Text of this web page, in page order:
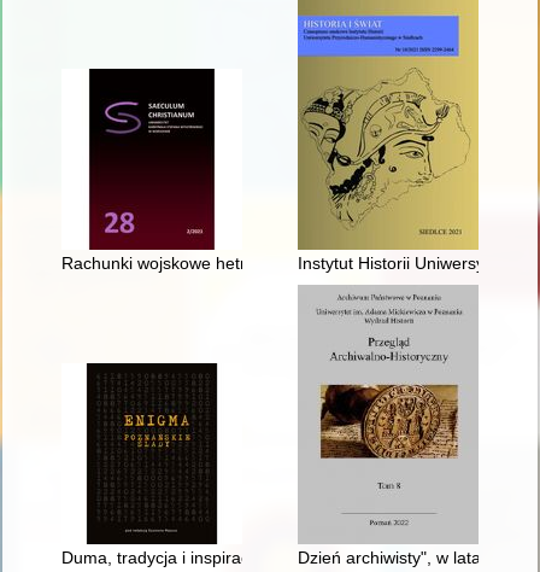
Rachunki wojskowe hetmanów koronnych z lat 1651-1654
Instytut Historii Uniwersytetu
Duma, tradycja i inspiracja : jak UAM pielęgnuje pamięć o
Dzień archiwisty", w latach